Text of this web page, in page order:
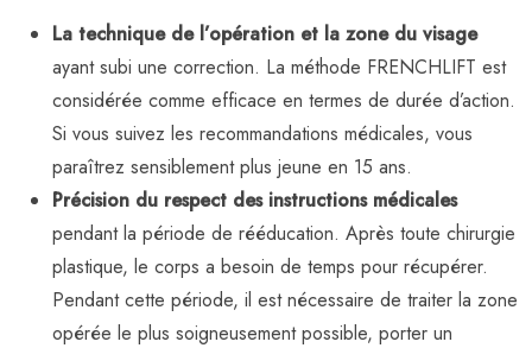
La technique de l’opération et la zone du visage
ayant subi une correction. La méthode FRENCHLIFT est
considérée comme efficace en termes de durée d’action.
Si vous suivez les recommandations médicales, vous
paraîtrez sensiblement plus jeune en 15 ans.
Précision du respect des instructions médicales
pendant la période de rééducation. Après toute chirurgie
plastique, le corps a besoin de temps pour récupérer.
Pendant cette période, il est nécessaire de traiter la zone
opérée le plus soigneusement possible, porter un